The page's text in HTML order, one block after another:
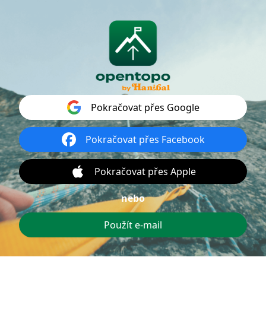
Pokračovat přes Google
Pokračovat přes Facebook
Pokračovat přes Apple
nebo
Použít e-mail